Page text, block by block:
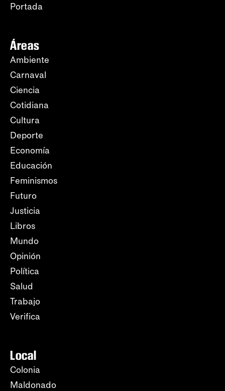
Portada
Áreas
Ambiente
Carnaval
Ciencia
Cotidiana
Cultura
Deporte
Economía
Educación
Feminismos
Futuro
Justicia
Libros
Mundo
Opinión
Política
Salud
Trabajo
Verifica
Local
Colonia
Maldonado